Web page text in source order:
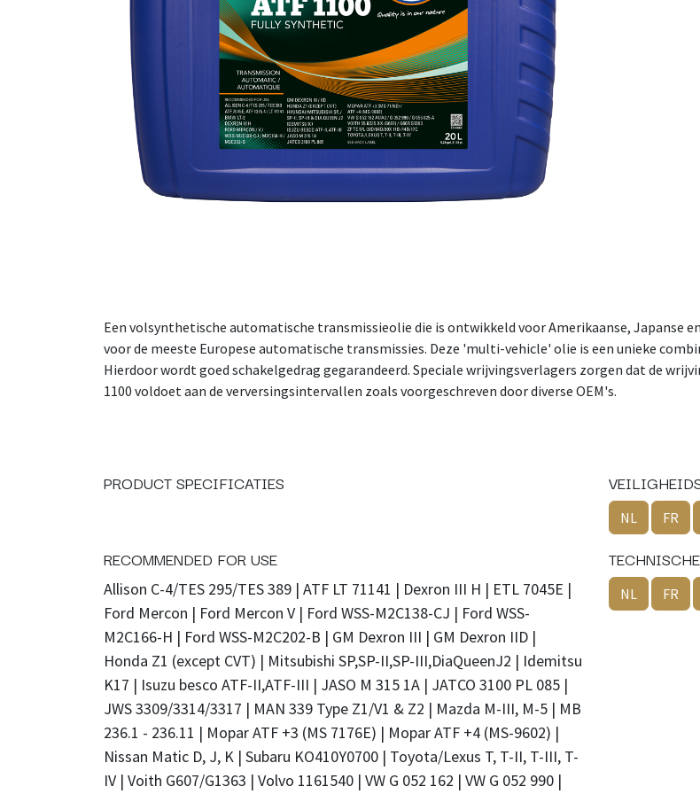
Een volsynthetische automatische transmissieolie die is ontwikkeld voor Amerikaanse, Japanse
voor de meeste Europese automatische transmissies. Deze 'multi-vehicle' olie is een unieke
Hierdoor wordt goed schakelgedrag gegarandeerd. Speciale wrijvingsverlagers zorgen dat de
1100 voldoet aan de verversingsintervallen zoals voorgeschreven door diverse OEM's.
PRODUCT SPECIFICATIES
NL FR
RECOMMENDED FOR USE
Allison C-4/TES 295/TES 389 | ATF LT 71141 | Dexron III H | ETL 7045E |
Ford Mercon | Ford Mercon V | Ford WSS-M2C138-CJ | Ford WSS-
M2C166-H | Ford WSS-M2C202-B | GM Dexron III | GM Dexron IID |
Honda Z1 (except CVT) | Mitsubishi SP,SP-II,SP-III,DiaQueenJ2 | Idemitsu
K17 | Isuzu besco ATF-II,ATF-III | JASO M 315 1A | JATCO 3100 PL 085 |
JWS 3309/3314/3317 | MAN 339 Type Z1/V1 & Z2 | Mazda M-III, M-5 | MB
236.1 - 236.11 | Mopar ATF +3 (MS 7176E) | Mopar ATF +4 (MS-9602) |
Nissan Matic D, J, K | Subaru KO410Y0700 | Toyota/Lexus T, T-II, T-III, T-
IV | Voith G607/G1363 | Volvo 1161540 | VW G 052 162 | VW G 052 990 |
NL FR